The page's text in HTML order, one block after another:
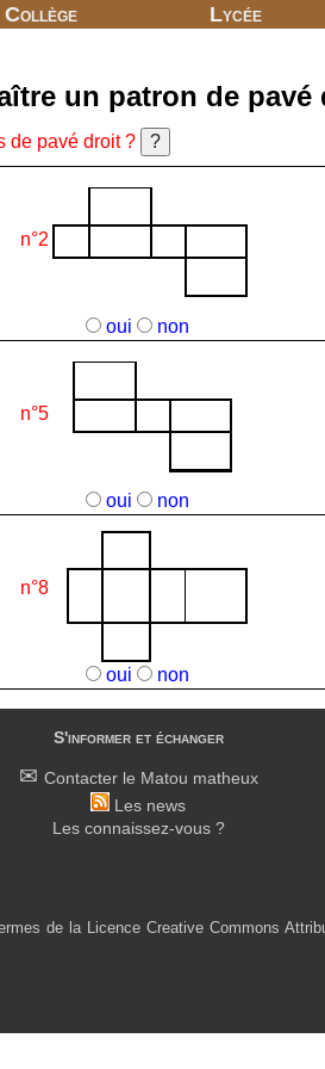
Collège Lycée
un patron de pavé
de pavé droit ?
n°2
oui non
n°5
oui non
n°8
oui non
S'informer et échanger
Contacter le Matou matheux
Les news
Les connaissez-vous ?
de la Licence Creative Commons